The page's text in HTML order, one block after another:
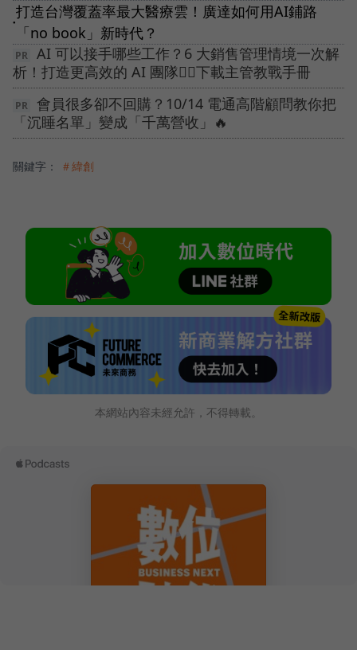
●
打造台灣覆蓋率最大醫療雲！廣達如何用AI鋪路
「no book」新時代？
AI 可以接手哪些工作？6 大銷售管理情境一次解
析！打造更高效的 AI 團隊👉🏻下載主管教戰手冊
會員很多卻不回購？10/14 電通高階顧問教你把
「沉睡名單」變成「千萬營收」🔥
關鍵字： ＃緯創
本網站內容未經允許，不得轉載。